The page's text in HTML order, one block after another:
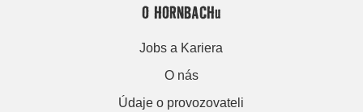
O HORNBACHu
Jobs a Kariera
O nás
Údaje o provozovateli